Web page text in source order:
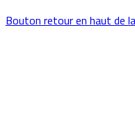
Bouton retour en haut de